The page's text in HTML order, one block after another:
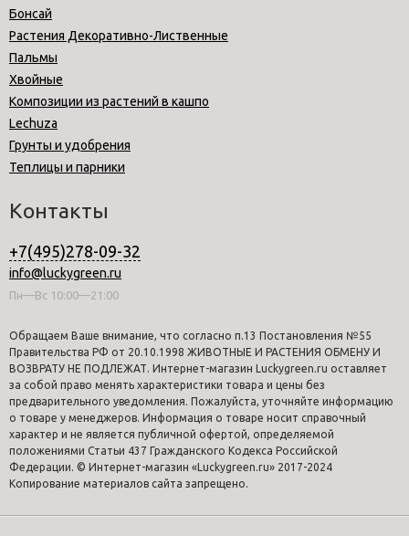
Бонсай
Растения Декоративно-Лиственные
Пальмы
Хвойные
Композиции из растений в кашпо
Lechuza
Грунты и удобрения
Теплицы и парники
Контакты
+7(495)278-09-32
info@luckygreen.ru
Пн—Вс 10:00—21:00
Обращаем Ваше внимание, что согласно п.13 Постановления №55
Правительства РФ от 20.10.1998 ЖИВОТНЫЕ И РАСТЕНИЯ ОБМЕНУ И
ВОЗВРАТУ НЕ ПОДЛЕЖАТ. Интернет-магазин Luckygreen.ru оставляет
за собой право менять характеристики товара и цены без
предварительного уведомления. Пожалуйста, уточняйте информацию
о товаре у менеджеров. Информация о товаре носит справочный
характер и не является публичной офертой, определяемой
положениями Статьи 437 Гражданского Кодекса Российской
Федерации. © Интернет-магазин «Luckygreen.ru» 2017-2024
Копирование материалов сайта запрещено.